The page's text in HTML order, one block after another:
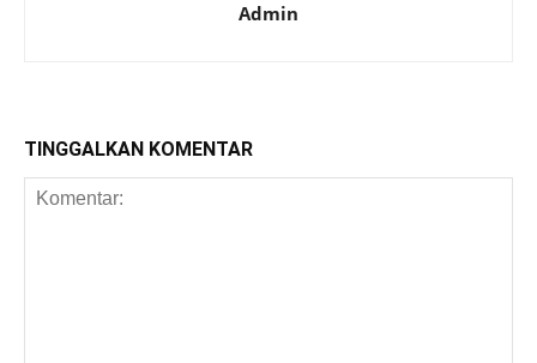
Admin
TINGGALKAN KOMENTAR